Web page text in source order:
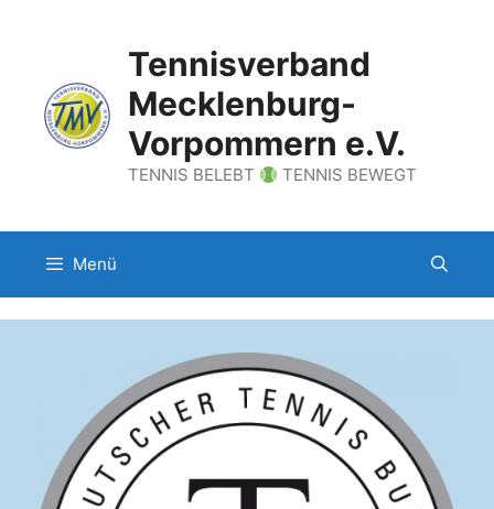
Tennisverband
Mecklenburg-
Vorpommern e.V.
TENNIS BELEBT TENNIS BEWEGT
Menü